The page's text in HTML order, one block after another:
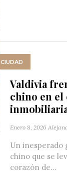
CIUDAD
Valdivia
chino en
Enero 8, 2026
Un inesperado
chino que se
corazón de...